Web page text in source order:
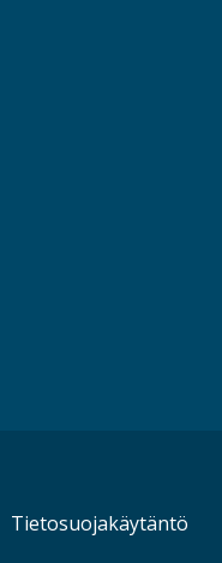
Tietosuojakäytäntö